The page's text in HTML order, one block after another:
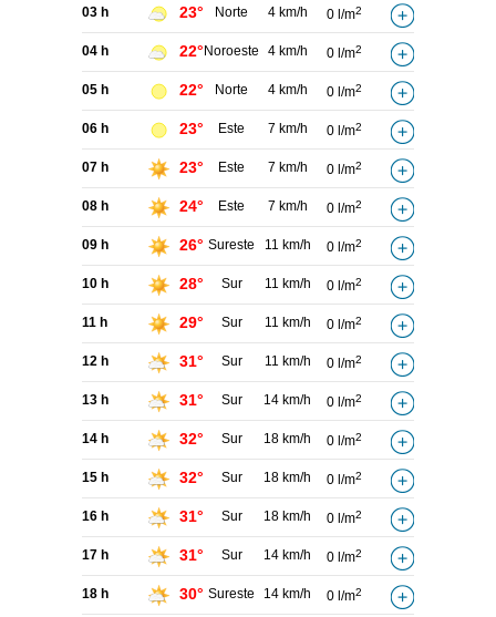
03 h 23° Norte 4 km/h 0 l/m2
04 h 22° Noroeste 4 km/h 0 l/m2
05 h 22° Norte 4 km/h 0 l/m2
06 h 23° Este 7 km/h 0 l/m2
07 h 23° Este 7 km/h 0 l/m2
08 h 24° Este 7 km/h 0 l/m2
09 h 26° Sureste 11 km/h 0 l/m2
10 h 28° Sur 11 km/h 0 l/m2
11 h 29° Sur 11 km/h 0 l/m2
12 h 31° Sur 11 km/h 0 l/m2
13 h 31° Sur 14 km/h 0 l/m2
14 h 32° Sur 18 km/h 0 l/m2
15 h 32° Sur 18 km/h 0 l/m2
16 h 31° Sur 18 km/h 0 l/m2
17 h 31° Sur 14 km/h 0 l/m2
18 h 30° Sureste 14 km/h 0 l/m2